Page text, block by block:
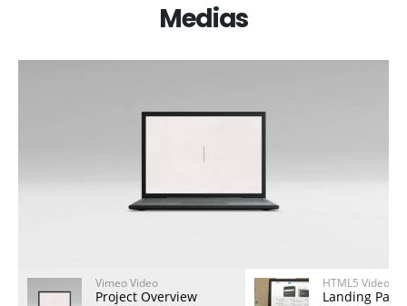
Medias
Vimeo Video
Project Overview
HTML5 Video
Landing Page